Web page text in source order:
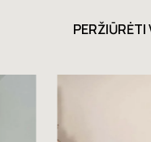
PERŽIŪRĖTI